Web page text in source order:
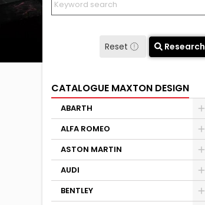
Reset Research
CATALOGUE MAXTON DESIGN
ABARTH
ALFA ROMEO
ASTON MARTIN
AUDI
BENTLEY